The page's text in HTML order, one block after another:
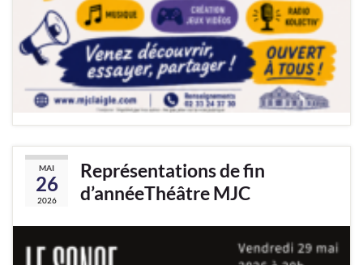
MAI
26
2026
Représentations de fin
d’annéeThéâtre MJC